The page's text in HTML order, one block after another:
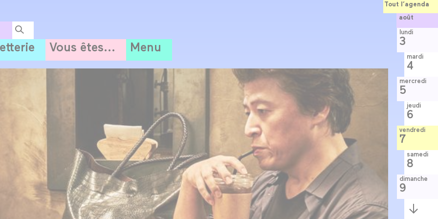
Vous êtes... Menu
Tout l’agenda
août
lundi
3
mardi
4
mercredi
5
jeudi
6
vendredi
7
samedi
8
dimanche
9
Semaine
suivante